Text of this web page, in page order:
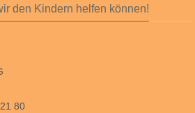
den Kindern helfen können!
80